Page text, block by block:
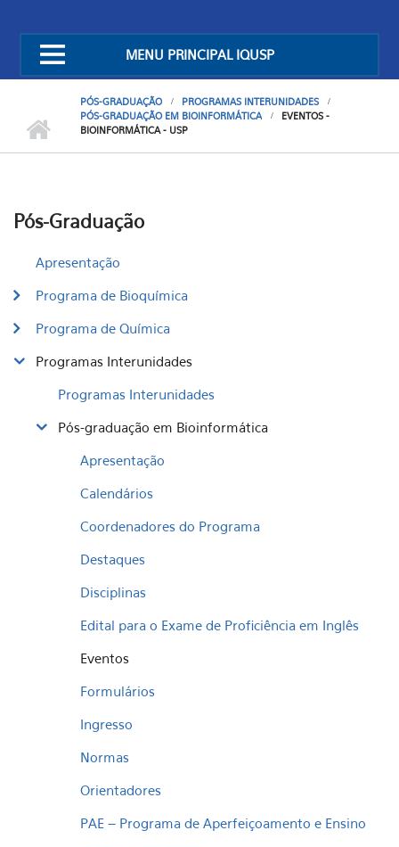
MENU PRINCIPAL IQUSP
PÓS-GRADUAÇÃO
PROGRAMAS INTERUNIDADES
PÓS-GRADUAÇÃO EM BIOINFORMÁTICA
EVENTOS -
BIOINFORMÁTICA - USP
Pós-Graduação
Apresentação
Programa de Bioquímica
Programa de Química
Programas Interunidades
Programas Interunidades
Pós-graduação em Bioinformática
Apresentação
Calendários
Coordenadores do Programa
Destaques
Disciplinas
Edital para o Exame de Proficiência em Inglês
Eventos
Formulários
Ingresso
Normas
Orientadores
PAE – Programa de Aperfeiçoamento e Ensino